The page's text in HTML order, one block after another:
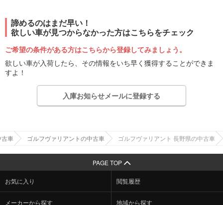
諦めるのはまだ早い！
欲しい車が見つからなかった方はこちらをチェック
ご希望の条件がある方はこちらから登録してみましょう。
欲しい車が入荷したら、その情報をいち早く獲得することができま
すよ！
入庫お知らせメールに登録する
古車 ゴルフヴァリアントの中古車 ゴルフヴァリアント 長野県の中古車
PAGE TOP
お気に入り 閲覧履歴
メーカーから探す 地域から探す